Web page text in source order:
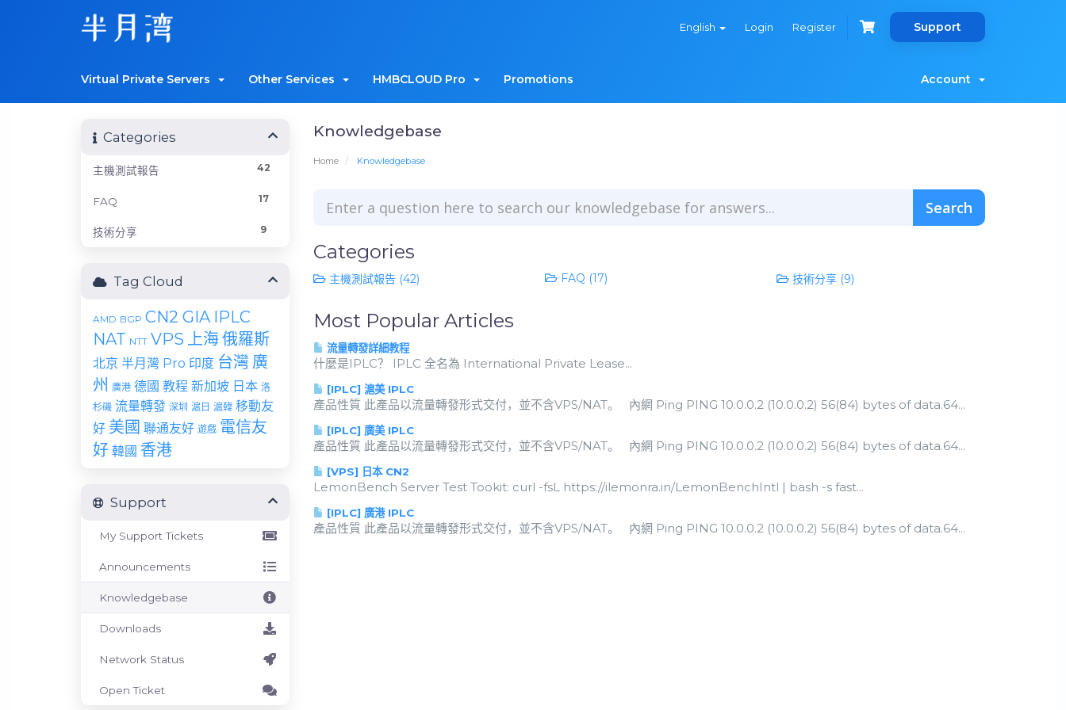
English Login Register Support
Virtual Private Servers Other Services HMBCLOUD Pro Promotions Account
Knowledgebase
Home Knowledgebase
Categories
42
主機測試報告
17
FAQ
9
技術分享
Categories
主機測試報告 (42) FAQ (17) 技術分享 (9)
Most Popular Articles
流量轉發詳細教程
什麼是IPLC？ IPLC 全名為 International Private Lease...
[IPLC] 滬美 IPLC
產品性質 此產品以流量轉發形式交付，並不含VPS/NAT。 內網 Ping PING 10.0.0.2 (10.0.0.2) 56(84) bytes of data.64...
[IPLC] 廣美 IPLC
產品性質 此產品以流量轉發形式交付，並不含VPS/NAT。 內網 Ping PING 10.0.0.2 (10.0.0.2) 56(84) bytes of data.64...
[VPS] 日本 CN2
LemonBench Server Test Tookit: curl -fsL https://ilemonra.in/LemonBenchIntl | bash -s fast...
[IPLC] 廣港 IPLC
產品性質 此產品以流量轉發形式交付，並不含VPS/NAT。 內網 Ping PING 10.0.0.2 (10.0.0.2) 56(84) bytes of data.64...
Tag Cloud
AMD BGP CN2 GIA IPLC
NAT NTT VPS 上海俄羅斯
北京 半月灣 Pro 印度 台灣 廣
州 廣港 德國 教程 新加坡 日本 洛
杉磯 流量轉發 深圳 滬日 滬韓 移動友
好 美國 聯通友好 遊戲 電信友
好 韓國 香港
Support
My Support Tickets
Announcements
Knowledgebase
Downloads
Network Status
Open Ticket